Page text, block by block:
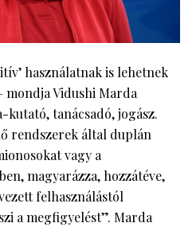
használatnak is lehetnek
mondja Vidushi Marda
tanácsadó, jogász.
rendszerek által duplán
vagy a
magyarázza, hozzátéve,
felhasználástól
a megfigyelést”. Marda